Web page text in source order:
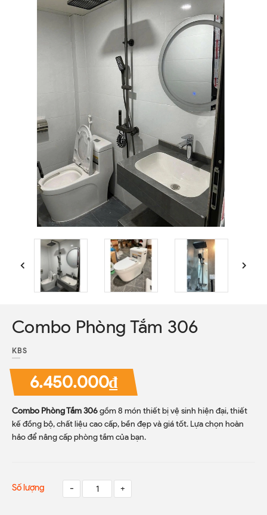
Combo Phòng Tắm 306
KBS
6.450.000₫
Combo Phòng Tắm 306gồm 8 món thiết bị vệ sinh hiện đại, thiết
kế đồng bộ, chất liệu cao cấp, bền đẹp và giá tốt. Lựa chọn hoàn
hảo để nâng cấp phòng tắm của bạn.
Số lượng - +